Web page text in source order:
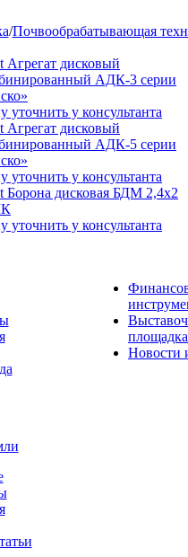
/Почвообрабатывающая
Агрегат дисковый
АДК-3 серии
уточнить у консультанта
Агрегат дисковый
АДК-5 серии
уточнить у консультанта
Борона дисковая БДМ 2,4х2
уточнить у консультанта
площадка
Новости